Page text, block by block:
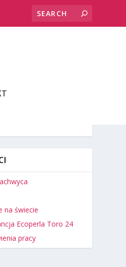
na świecie
Ecoperla Toro 24
pracy